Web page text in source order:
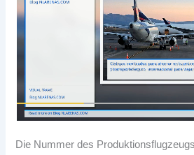
Die Nummer des